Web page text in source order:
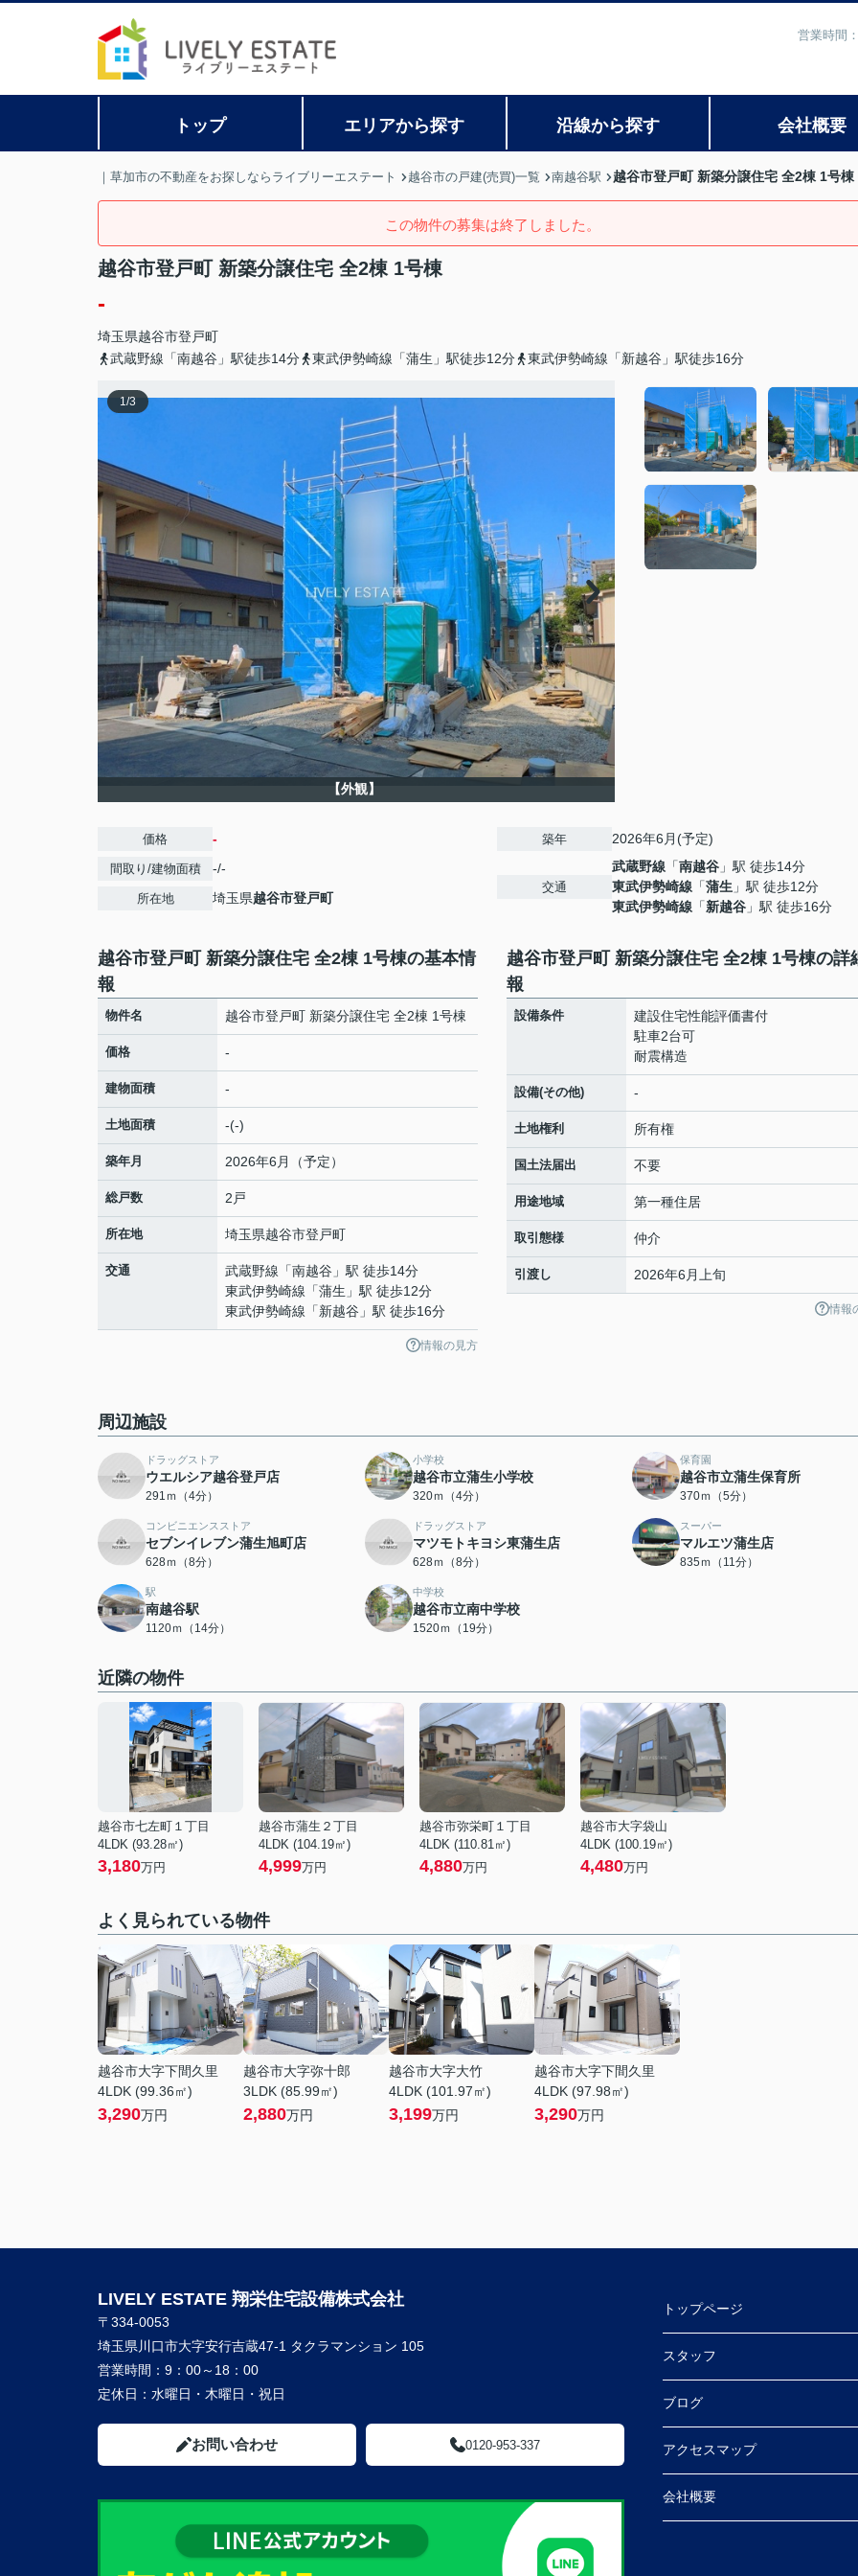
営業時間
トップ エリアから探す 沿線から探す 会社概要
｜草加市の不動産をお探しならライブリーエステート 越谷市の戸建(売買)一覧 南越谷駅 越谷市登戸町 新築分譲住宅 全2棟 1号棟
この物件の募集は終了しました。
越谷市登戸町 新築分譲住宅 全2棟 1号棟
-
埼玉県越谷市登戸町
武蔵野線「南越谷」駅徒歩14分
東武伊勢崎線「蒲生」駅徒歩12分 東武伊勢崎線「新越谷」駅徒歩16分
1/3
【外観】
価格 -
間取り/建物面積 -/-
所在地 埼玉県越谷市登戸町
築年 2026年6月(予定)
交通
武蔵野線 「南越谷 」駅 徒歩14分
東武伊勢崎線 「蒲生 」駅 徒歩12分
東武伊勢崎線 「新越谷 」駅 徒歩16分
越谷市登戸町 新築分譲住宅 全2棟 1号棟の基本情
報
物件名 越谷市登戸町 新築分譲住宅 全2棟 1号棟
価格 -
建物面積 -
土地面積 -(-)
築年月 2026年6月（予定）
総戸数 2戸
所在地 埼玉県越谷市登戸町
交通 武蔵野線 「南越谷 」駅 徒歩14分
東武伊勢崎線 「蒲生 」駅 徒歩12分
東武伊勢崎線 「新越谷 」駅 徒歩16分
情報の見方
越谷市登戸町 新築分譲住宅 全2棟 1号棟の詳
報
設備条件
建設住宅性能評価書付
駐車2台可
耐震構造
設備(その他) -
土地権利 所有権
国土法届出 不要
用途地域 第一種住居
取引態様 仲介
引渡し 2026年6月上旬
情報
周辺施設
ドラッグストア
ウエルシア越谷登戸店
291ｍ（4分）
小学校
越谷市立蒲生小学校
320ｍ（4分）
保育園
越谷市立蒲生保育所
370ｍ（5分）
コンビニエンスストア
セブンイレブン蒲生旭町店
628ｍ（8分）
ドラッグストア
マツモトキヨシ東蒲生店
628ｍ（8分）
スーパー
マルエツ蒲生店
835ｍ（11分）
駅
南越谷駅
1120ｍ（14分）
中学校
越谷市立南中学校
1520ｍ（19分）
近隣の物件
越谷市七左町１丁目
4LDK (93.28㎡)
3,180万円
越谷市蒲生２丁目
4LDK (104.19㎡)
4,999万円
越谷市弥栄町１丁目
4LDK (110.81㎡)
4,880万円
越谷市大字袋山
4LDK (100.19㎡)
4,480万円
よく見られている物件
越谷市大字下間久里
4LDK (99.36㎡)
3,290万円
越谷市大字弥十郎
3LDK (85.99㎡)
2,880万円
越谷市大字大竹
4LDK (101.97㎡)
3,199万円
越谷市大字下間久里
4LDK (97.98㎡)
3,290万円
LIVELY ESTATE 翔栄住宅設備株式会社
〒334-0053
埼玉県川口市大字安行吉蔵47-1 タクラマンション 105
営業時間： 9：00～18：00
定休日： 水曜日・木曜日・祝日
お問い合わせ 0120-953-337
トップページ
スタッフ
ブログ
アクセスマップ
会社概要